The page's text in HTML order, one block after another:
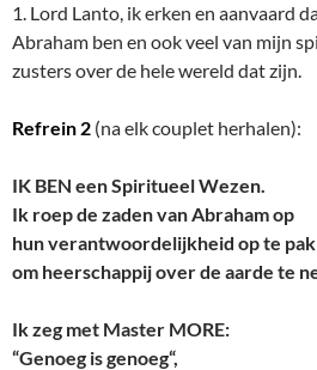
1. Lord Lanto, ik erken en aanvaard
Abraham ben en ook veel van mijn
zusters over de hele wereld dat zijn.
Refrein 2 (na elk couplet herhalen):
IK BEN een Spiritueel Wezen.
Ik roep de zaden van Abraham op
hun verantwoordelijkheid op te
om heerschappij over de aarde te
Ik zeg met Master MORE:
“Genoeg is genoeg“,